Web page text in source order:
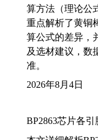
算方法（理论公
重点解析了黄铜
算公式的差异，
及选材建议，数
准。
2026年8月4日
BP2863芯片各引